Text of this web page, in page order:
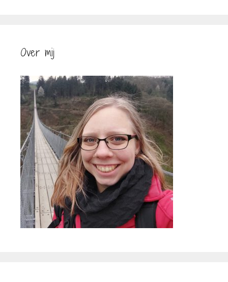
Over mij